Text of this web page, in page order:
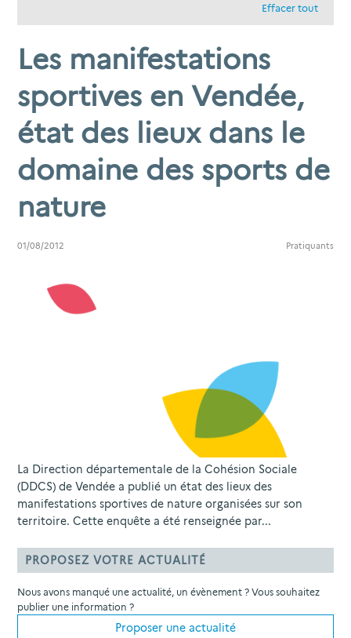
Effacer tout
Les manifestations
sportives en Vendée,
état des lieux dans le
domaine des sports de
nature
01/08/2012 Pratiquants
La Direction départementale de la Cohésion Sociale
(DDCS) de Vendée a publié un état des lieux des
manifestations sportives de nature organisées sur son
territoire. Cette enquête a été renseignée par...
PROPOSEZ VOTRE ACTUALITÉ
Nous avons manqué une actualité, un évènement ? Vous souhaitez
publier une information ?
Proposer une actualité